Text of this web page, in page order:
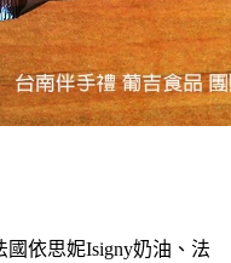
依思妮Isigny奶油、法